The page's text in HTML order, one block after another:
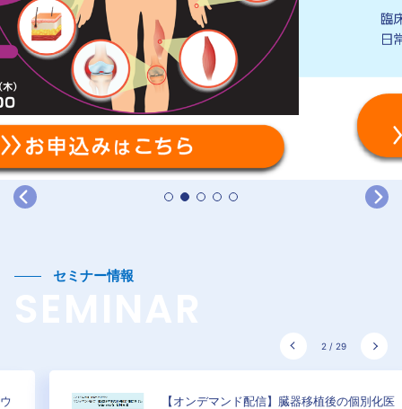
セミナー情報
2 /29
【オンデマンド配信】臓器移植後の個別化医